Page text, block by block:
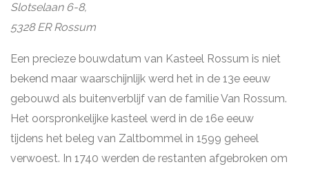
Slotselaan 6-8,
5328 ER Rossum
Een precieze bouwdatum van Kasteel Rossum is niet
bekend maar waarschijnlijk werd het in de 13e eeuw
gebouwd als buitenverblijf van de familie Van Rossum.
Het oorspronkelijke kasteel werd in de 16e eeuw
tijdens het beleg van Zaltbommel in 1599 geheel
verwoest. In 1740 werden de restanten afgebroken om